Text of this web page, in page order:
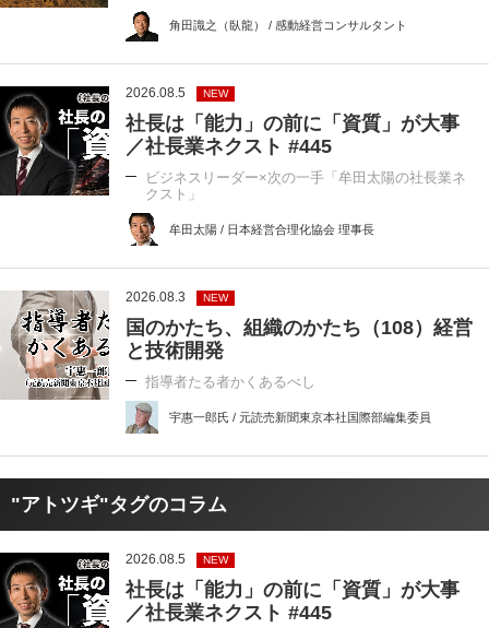
角田識之（臥龍） / 感動経営コンサルタント
2026.08.5 NEW
社長は「能力」の前に「資質」が大事
／社長業ネクスト #445
ビジネスリーダー×次の一手「牟田太陽の社長業ネ
クスト」
牟田太陽 / 日本経営合理化協会 理事長
2026.08.3 NEW
国のかたち、組織のかたち（108）経営
と技術開発
指導者たる者かくあるべし
宇惠一郎氏 / 元読売新聞東京本社国際部編集委員
"アトツギ"タグのコラム
2026.08.5 NEW
社長は「能力」の前に「資質」が大事
／社長業ネクスト #445